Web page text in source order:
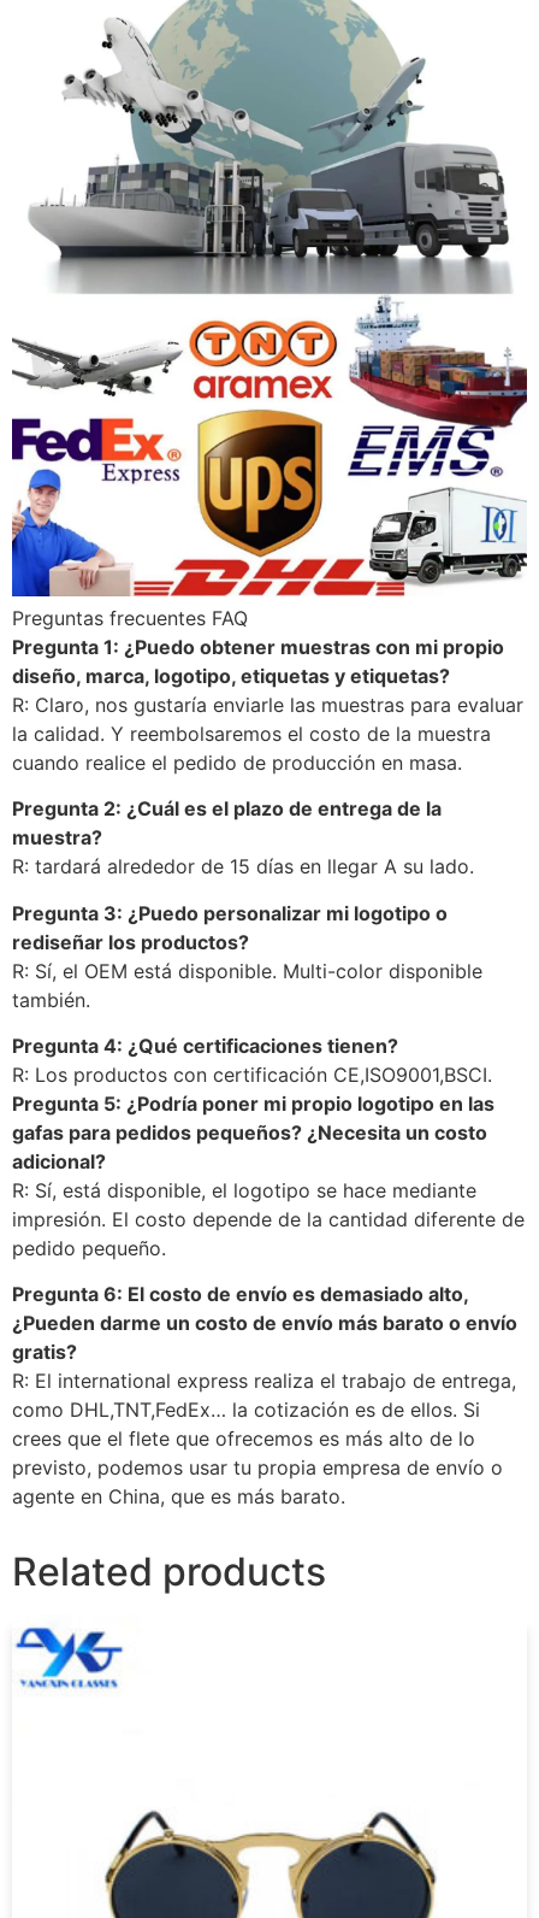
Preguntas frecuentes FAQ
Pregunta 1: ¿Puedo obtener muestras con mi propio
diseño, marca, logotipo, etiquetas y etiquetas?
R: Claro, nos gustaría enviarle las muestras para evaluar
la calidad. Y reembolsaremos el costo de la muestra
cuando realice el pedido de producción en masa.
Pregunta 2: ¿Cuál es el plazo de entrega de la
muestra?
R: tardará alrededor de 15 días en llegar A su lado.
Pregunta 3: ¿Puedo personalizar mi logotipo o
rediseñar los productos?
R: Sí, el OEM está disponible. Multi-color disponible
también.
Pregunta 4: ¿Qué certificaciones tienen?
R: Los productos con certificación CE,ISO9001,BSCI.
Pregunta 5: ¿Podría poner mi propio logotipo en las
gafas para pedidos pequeños? ¿Necesita un costo
adicional?
R: Sí, está disponible, el logotipo se hace mediante
impresión. El costo depende de la cantidad diferente de
pedido pequeño.
Pregunta 6: El costo de envío es demasiado alto,
¿Pueden darme un costo de envío más barato o envío
gratis?
R: El international express realiza el trabajo de entrega,
como DHL,TNT,FedEx… la cotización es de ellos. Si
crees que el flete que ofrecemos es más alto de lo
previsto, podemos usar tu propia empresa de envío o
agente en China, que es más barato.
Related products